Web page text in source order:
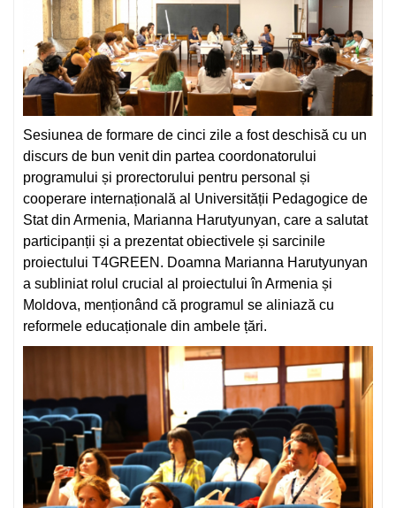
Sesiunea de formare de cinci zile a fost deschisă cu un
discurs de bun venit din partea coordonatorului
programului și prorectorului pentru personal și
cooperare internațională al Universității Pedagogice de
Stat din Armenia, Marianna Harutyunyan, care a salutat
participanții și a prezentat obiectivele și sarcinile
proiectului T4GREEN. Doamna Marianna Harutyunyan
a subliniat rolul crucial al proiectului în Armenia și
Moldova, menționând că programul se aliniază cu
reformele educaționale din ambele țări.